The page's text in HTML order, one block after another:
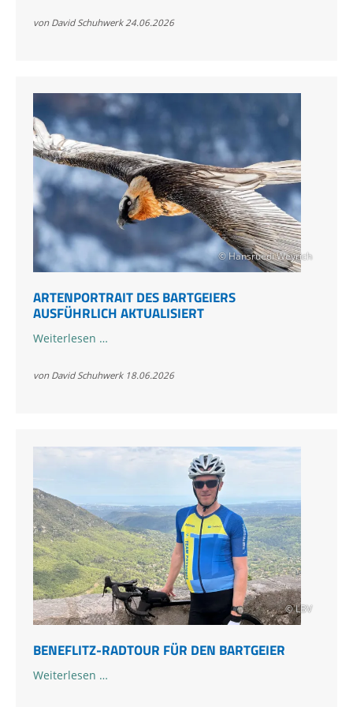
„Zierli“
von David Schuhwerk24.06.2026
© Hansruedi Weyrich
ARTENPORTRAIT DES BARTGEIERS
AUSFÜHRLICH AKTUALISIERT
Weiterlesen …
Bartgeiers
von David Schuhwerk 18.06.2026
© LBV
BENEFLITZ-RADTOUR FÜR DEN BARTGEIER
Weiterlesen …